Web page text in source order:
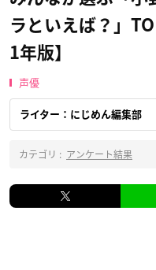
ラといえば？」
1年版】
声優
ライター：にじめん編集部
カテゴリ : アンケート結果